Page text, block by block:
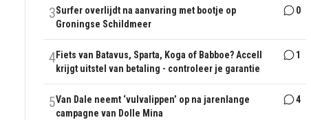
3Surfer overlijdt na aanvaring met bootje op
Groningse Schildmeer
0
4Fiets van Batavus, Sparta, Koga of Babboe? Accell
krijgt uitstel van betaling - controleer je garantie
1
5Van Dale neemt ‘vulvalippen’ op na jarenlange
campagne van Dolle Mina
4